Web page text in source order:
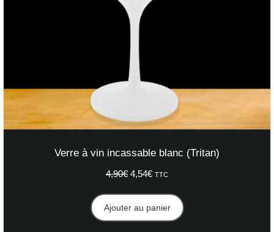
Verre à vin incassable blanc (Tritan)
4,90€ Le
était :
4,54€Le
est :
TTC
Ajouter au panier